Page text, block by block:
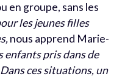
en groupe, sans les
les jeunes filles
nous apprend Marie-
enfants pris dans de
ces situations, un